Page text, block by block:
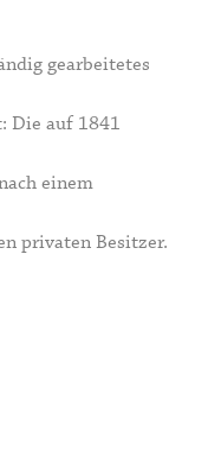
gearbeitetes
Die auf 1841
einem
privaten Besitzer.